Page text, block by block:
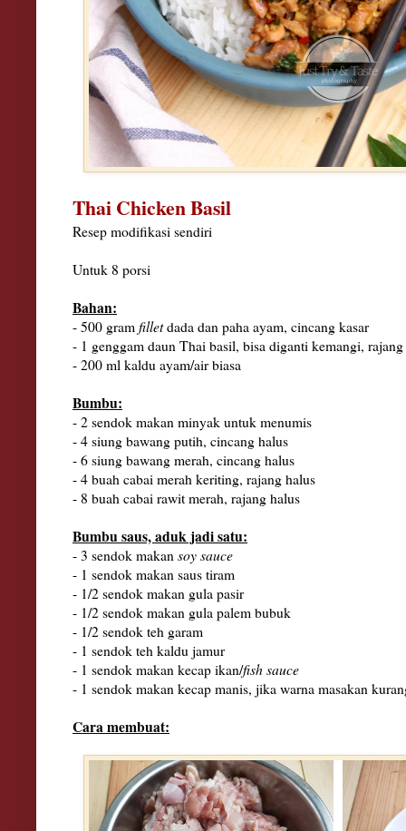
Thai Chicken Basil
Resep modifikasi sendiri
Untuk 8 porsi
Bahan:
- 500 gram filletdada dan paha ayam, cincang kasar
- 1 genggam daun Thai basil, bisa diganti kemangi, rajang
- 200 ml kaldu ayam/air biasa
Bumbu:
- 2 sendok makan minyak untuk menumis
- 4 siung bawang putih, cincang halus
- 6 siung bawang merah, cincang halus
- 4 buah cabai merah keriting, rajang halus
- 8 buah cabai rawit merah, rajang halus
Bumbu saus, aduk jadi satu:
- 3 sendok makan soy sauce
- 1 sendok makan saus tiram
- 1/2 sendok makan gula pasir
- 1/2 sendok makan gula palem bubuk
- 1/2 sendok teh garam
- 1 sendok teh kaldu jamur
- 1 sendok makan kecap ikan/fish sauce
- 1 sendok makan kecap manis, jika warna masakan
Cara membuat: